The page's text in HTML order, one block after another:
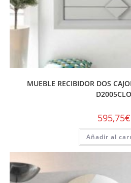
MUEBLE RECIBIDOR DOS
D2005CLO
595,75€
Añadir al